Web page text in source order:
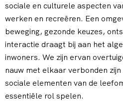
sociale en culturele aspecten
werken en recreëren. Een
beweging, gezonde keuzes,
interactie draagt bij aan het
inwoners. We zijn ervan
nauw met elkaar verbonden
sociale elementen van de
essentiële rol spelen.